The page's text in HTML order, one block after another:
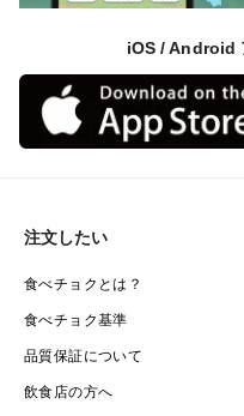
iOS / Android
注文したい
食べチョクとは？
食べチョク基準
品質保証について
飲食店の方へ